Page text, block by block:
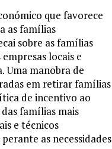
que favorece
as famílias
sobre as famílias
locais e
Uma manobra de
em retirar famílias
de incentivo ao
famílias mais
e técnicos
as necessidades